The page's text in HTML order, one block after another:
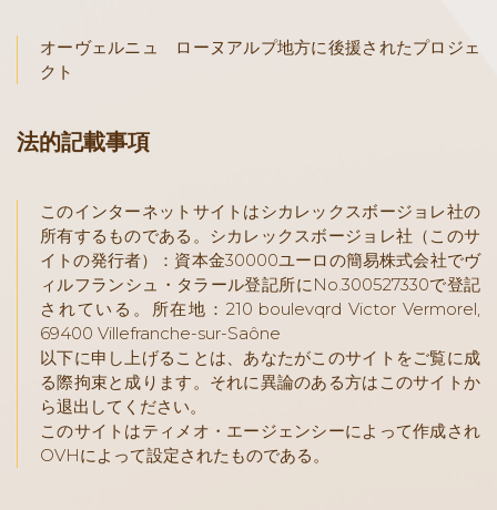
オーヴェルニュ ローヌアルプ地方に後援されたプロジェ
クト
法的記載事項
このインターネットサイトはシカレックスボージョレ社の
所有するものである。シカレックスボージョレ社（このサ
イトの発行者）：資本金30000ユーロの簡易株式会社でヴ
ィルフランシュ・タラール登記所にNo.300527330で登記
されている。所在地：210 boulevqrd Victor Vermorel,
69400 Villefranche-sur-Saône
以下に申し上げることは、あなたがこのサイトをご覧に成
る際拘束と成ります。それに異論のある方はこのサイトか
ら退出してください。
このサイトはティメオ・エージェンシーによって作成され
OVHによって設定されたものである。